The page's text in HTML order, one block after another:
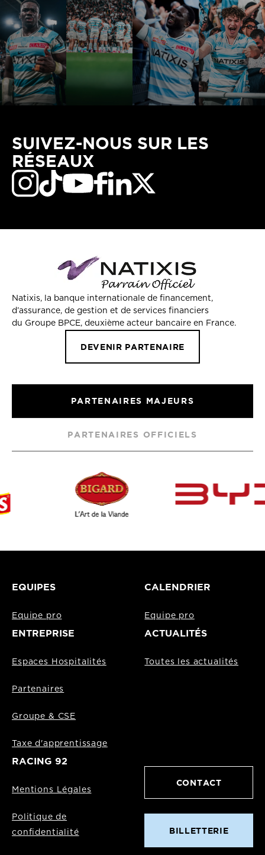
SUIVEZ-NOUS SUR LES
RÉSEAUX
Natixis, la banque internationale de financement,
d’assurance, de gestion et de services financiers
du Groupe BPCE, deuxième acteur bancaire en France.
DEVENIR PARTENAIRE
PARTENAIRES MAJEURS
PARTENAIRES OFFICIELS
EQUIPES
Equipe pro
CALENDRIER
Equipe pro
ENTREPRISE
Espaces Hospitalités
Partenaires
Groupe & CSE
Taxe d'apprentissage
ACTUALITÉS
Toutes les actualités
RACING 92
Mentions Légales
Politique de
confidentialité
CONTACT
BILLETTERIE